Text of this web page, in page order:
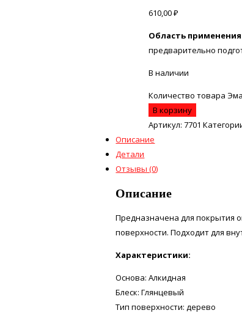
610,00₽
Область
предварительно
В наличии
Количество товара
В корзину
Артикул: 7701
Описание
Детали
Отзывы (0)
Описание
Предназначена для покрытия
поверхности. Подходит для
Характеристики:
Основа: Алкидная
Блеск: Глянцевый
Тип поверхности: дерево